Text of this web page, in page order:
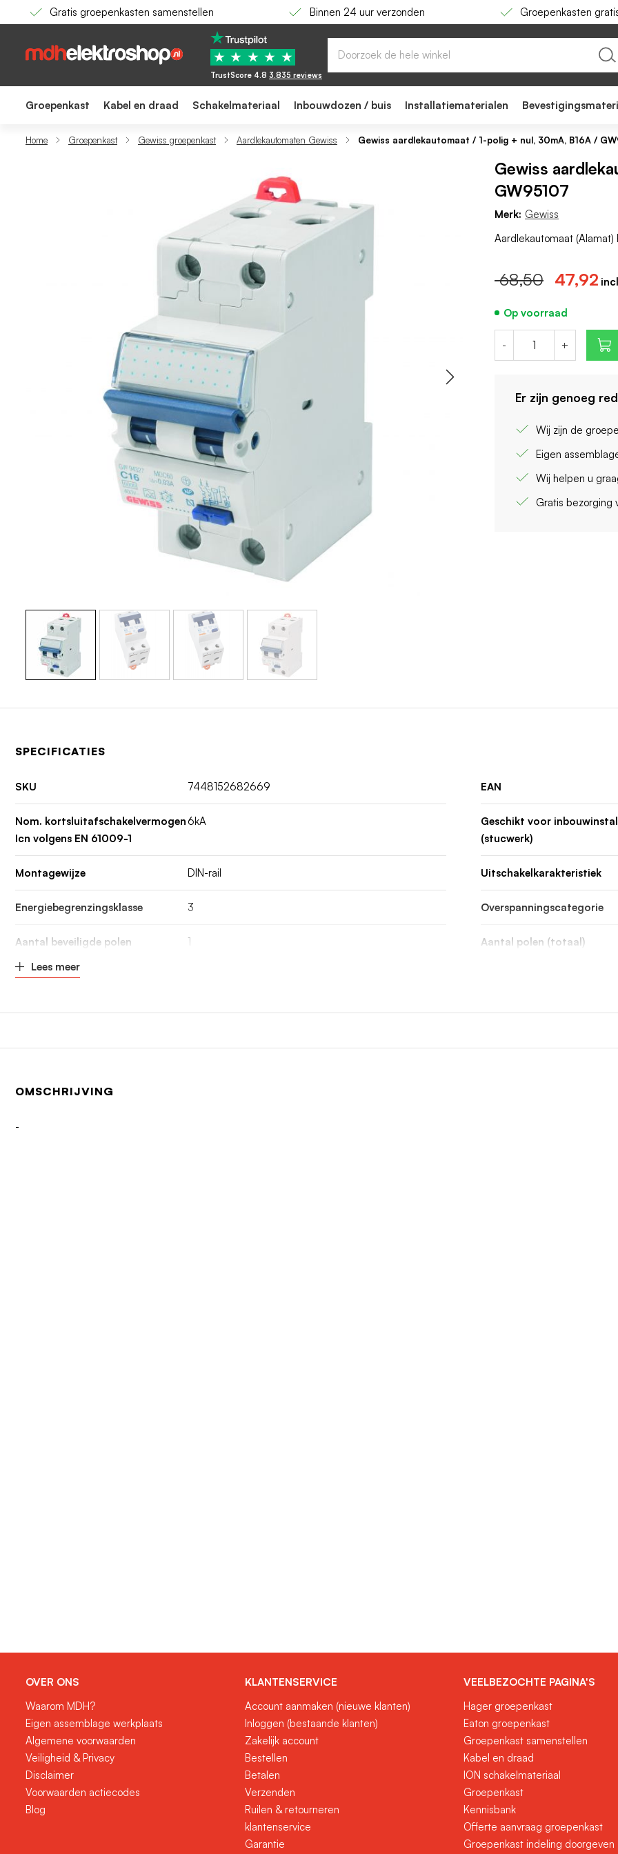
Gratis groepenkasten samenstellen Binnen 24 uur verzonden Groepenkasten
★ ★ ★ ★ ★
TrustScore 4.8 3.835 reviews
Groepenkast Kabel en draad Schakelmateriaal Inbouwdozen / buis Installatiematerialen
Home Groepenkast Gewiss groepenkast Aardlekautomaten Gewiss Gewiss aardlekautomaat / 1-polig + nul, 30mA, B16A /
Gewiss
GW95107
47,92
68,50
Gewiss aardlekautomaat / 1-polig + nul, 30mA, B16A / GW95107
- +
Merk: Gewiss
Er zijn genoeg
Wij zijn de
Eigen
Wij helpen u
Gratis bezorging
Op voorraad
Aardlekautomaat (Alamat)
SPECIFICATIES
SKU 7448152682669 EAN
Nom. kortsluitafschakelvermogen
Icn volgens EN 61009-1
6kA
Geschikt voor
(stucwerk)
Montagewijze DIN-rail Uitschakelkarakteristiek
Energiebegrenzingsklasse 3 Overspanningscategorie
Aantal beveiligde polen 1
Aantal polen (totaal)
Lees meer
OMSCHRIJVING
-
OVER ONS
Waarom MDH?
Eigen assemblage werkplaats
Algemene voorwaarden
Veiligheid & Privacy
Disclaimer
Voorwaarden actiecodes
Blog
KLANTENSERVICE
Account aanmaken (nieuwe klanten)
Inloggen (bestaande klanten)
Zakelijk account
Bestellen
Betalen
Verzenden
Ruilen & retourneren
klantenservice
Garantie
VEELBEZOCHTE PAGINA'S
Hager groepenkast
Eaton groepenkast
Groepenkast samenstellen
Kabel en draad
ION schakelmateriaal
Groepenkast
Kennisbank
Offerte aanvraag groepenkast
Groepenkast indeling doorgeven